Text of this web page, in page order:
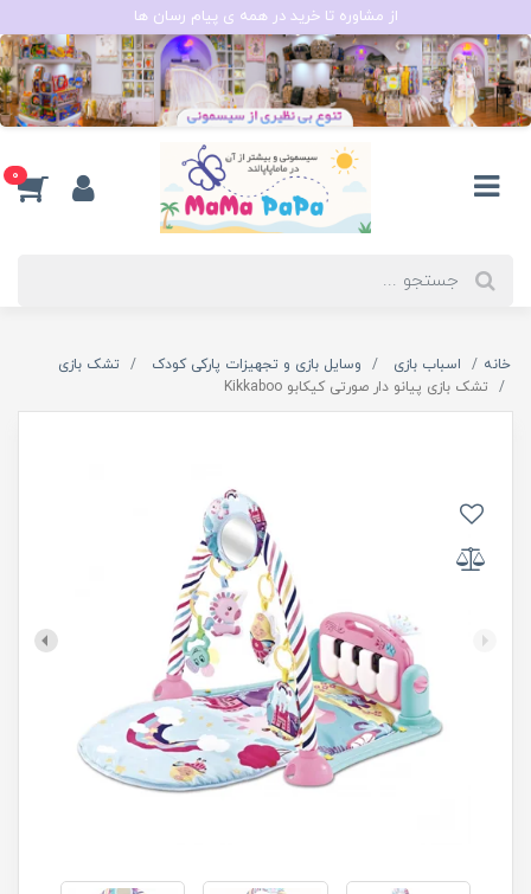
از مشاوره تا خرید در همه ی پیام رسان ها
0
خانه اسباب بازی وسایل بازی و تجهیزات پارکی کودک
تشک بازی
تشک بازی پیانو دار صورتی کیکابو Kikkaboo